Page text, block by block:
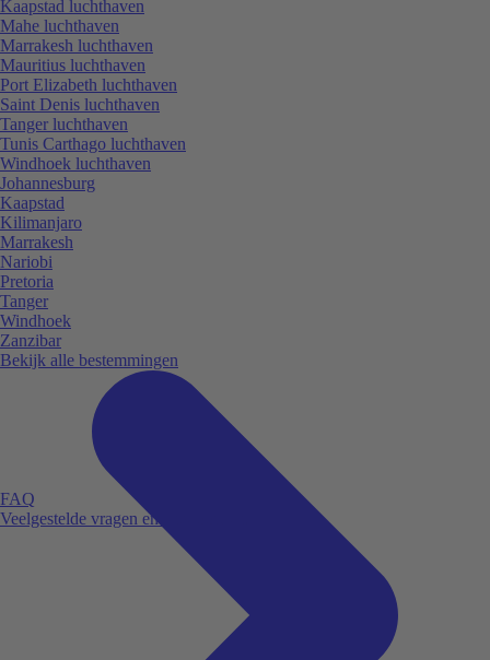
FAQ
Veelgestelde vragen en antwoorden.
Kaapstad luchthaven
Mahe luchthaven
Marrakesh luchthaven
Mauritius luchthaven
Port Elizabeth luchthaven
Saint Denis luchthaven
Tanger luchthaven
Tunis Carthago luchthaven
Windhoek luchthaven
Johannesburg
Kaapstad
Kilimanjaro
Marrakesh
Nariobi
Pretoria
Tanger
Windhoek
Zanzibar
Bekijk alle bestemmingen